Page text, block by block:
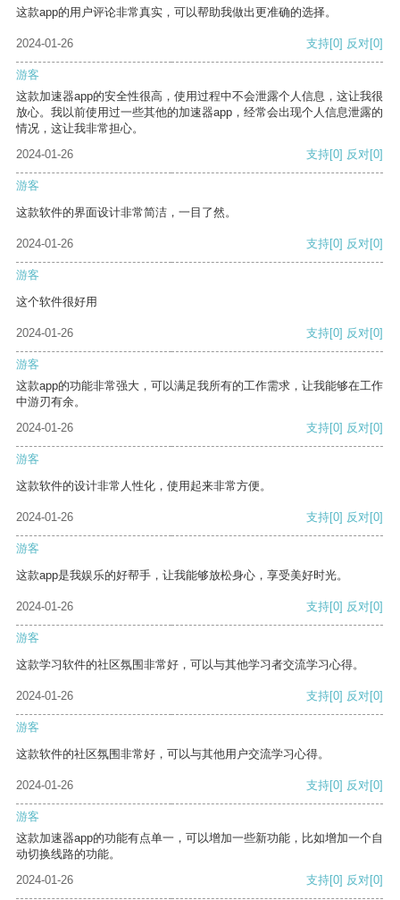
这款app的用户评论非常真实，可以帮助我做出更准确的选择。
2024-01-26 支持[0] 反对[0]
游客
这款加速器app的安全性很高，使用过程中不会泄露个人信息，这让我很
放心。我以前使用过一些其他的加速器app，经常会出现个人信息泄露的
情况，这让我非常担心。
2024-01-26
支持[0] 反对[0]
游客
这款软件的界面设计非常简洁，一目了然。
2024-01-26 支持[0] 反对[0]
游客
这个软件很好用
2024-01-26 支持[0] 反对[0]
游客
这款app的功能非常强大，可以满足我所有的工作需求，让我能够在工作
中游刃有余。
2024-01-26
支持[0] 反对[0]
游客
这款软件的设计非常人性化，使用起来非常方便。
2024-01-26 支持[0] 反对[0]
游客
这款app是我娱乐的好帮手，让我能够放松身心，享受美好时光。
2024-01-26 支持[0] 反对[0]
游客
这款学习软件的社区氛围非常好，可以与其他学习者交流学习心得。
2024-01-26 支持[0] 反对[0]
游客
这款软件的社区氛围非常好，可以与其他用户交流学习心得。
2024-01-26 支持[0] 反对[0]
游客
这款加速器app的功能有点单一，可以增加一些新功能，比如增加一个自
动切换线路的功能。
2024-01-26
支持[0] 反对[0]